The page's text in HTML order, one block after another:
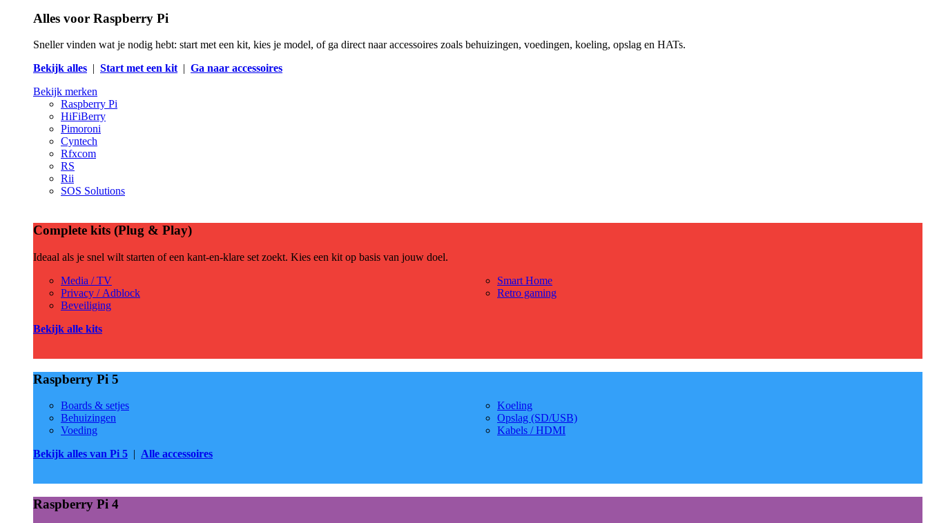
Alles voor Raspberry Pi
Sneller vinden wat je nodig hebt: start met een kit, kies je model, of ga direct naar accessoires zoals behuizingen, voedingen, koeling, opslag en HATs.
Bekijk alles | Start met een kit| Ga naar accessoires
Bekijk merken
Raspberry Pi
HiFiBerry
Pimoroni
Cyntech
Rfxcom
RS
Rii
SOS Solutions
Complete kits (Plug & Play)
Ideaal als je snel wilt starten of een kant-en-klare set zoekt. Kies een kit op basis van jouw doel.
Media / TV
Privacy / Adblock
Beveiliging
Smart Home
Retro gaming
Bekijk alle kits
Raspberry Pi 5
Boards & setjes
Behuizingen
Voeding
Koeling
Opslag (SD/USB)
Kabels / HDMI
Bekijk alles van Pi 5 | Alle accessoires
Raspberry Pi 4